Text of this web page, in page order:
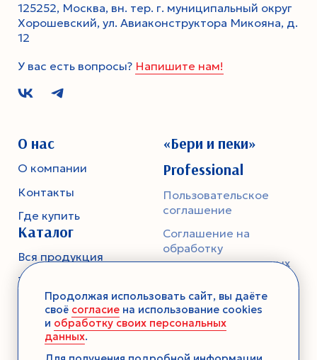
125252, Москва, вн. тер. г. муниципальный округ
Хорошевский, ул. Авиаконструктора Микояна, д.
12
У вас есть вопросы? Напишите нам!
О нас
О компании
Контакты
Где купить
Каталог
Вся продукция
Тесто
Смеси-помощники
Ароматика
Десерты без выпечки
«Бери и пеки»
Professional
Пользовательское
соглашение
Соглашение на
обработку
персональных данных
конфиденциальности
Продолжая использовать сайт, вы даёте
своё согласие на использование cookies
и обработку своих персональных
данных.